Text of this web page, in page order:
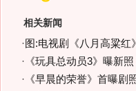
相关新闻
· 图:电视剧《八月高粱红
· 《玩具总动员3》曝新
· 《早晨的荣誉》首曝剧